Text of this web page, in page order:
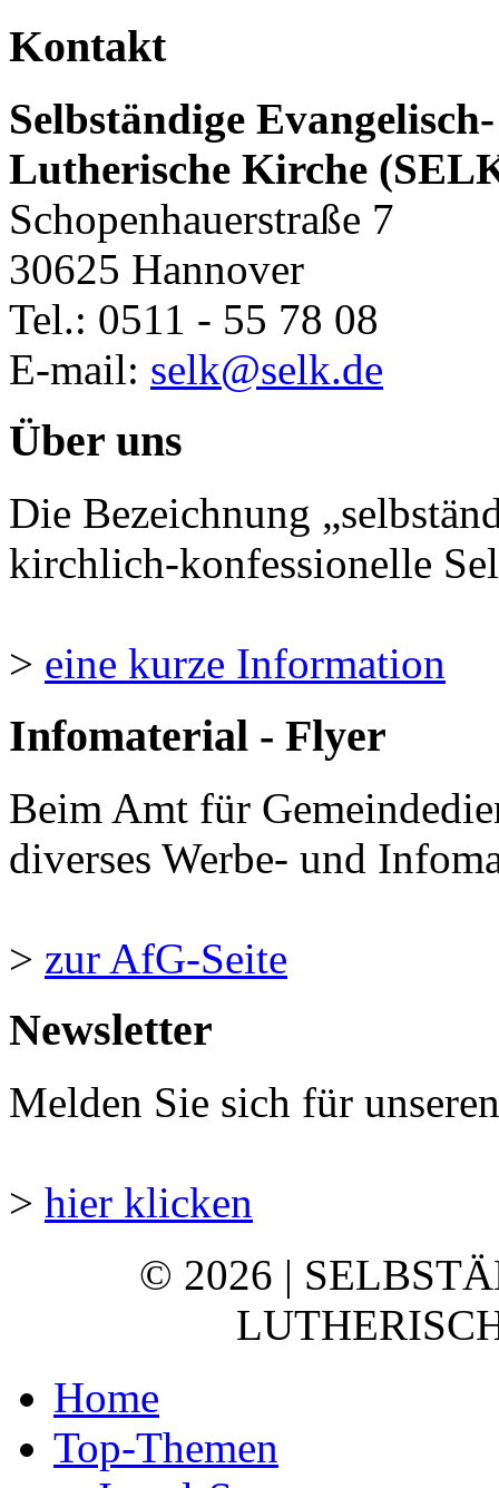
Kontakt
Selbständige Evangelisch-
Lutherische Kirche
Schopenhauerstraße 7
30625 Hannover
Tel.: 0511 - 55 78 08
E-mail: selk@selk.de
Über uns
Die Bezeichnung
kirchlich-konfessionelle
> eine kurze Information
Infomaterial - Flyer
Beim Amt für
diverses Werbe- und
> zur AfG-Seite
Newsletter
Melden Sie sich für
> hier klicken
© 2026 |
Home
Top-Themen